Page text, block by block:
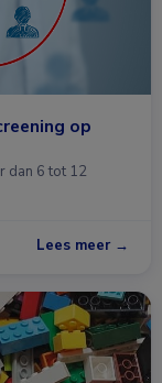
op
dan 6 tot 12
Lees meer →